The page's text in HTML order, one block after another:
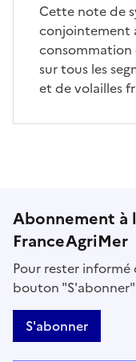
Cette note de
conjointement
consommation
sur tous les
et de volailles
Abonnement à
FranceAgriMer
Pour rester
bouton "S'abonner"
S'abonner